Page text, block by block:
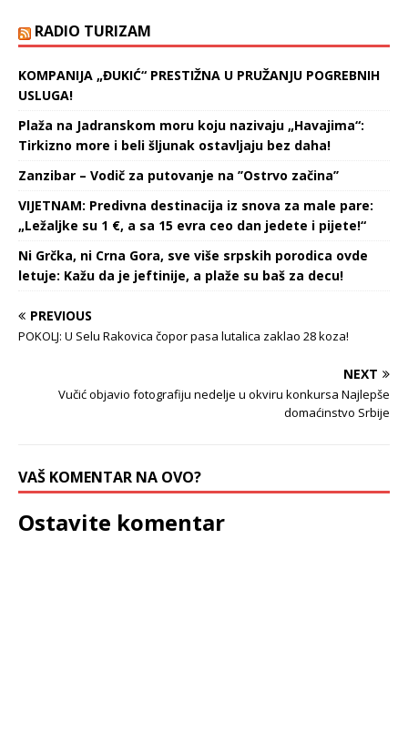
tokom 2020. i 2021.
godine zaplenjeno je 2,6
pripadnik organizovane
kriminalne grupe. Akcije
su…
RADIO TURIZAM
KOMPANIJA „ĐUKIĆ“ PRESTIŽNA U PRUŽANJU POGREBNIH
USLUGA!
Plaža na Jadranskom moru koju nazivaju „Havajima“:
Tirkizno more i beli šljunak ostavljaju bez daha!
Zanzibar – Vodič za putovanje na ’’Ostrvo začina’’
VIJETNAM: Predivna destinacija iz snova za male pare:
„Ležaljke su 1 €, a sa 15 evra ceo dan jedete i pijete!“
Ni Grčka, ni Crna Gora, sve više srpskih porodica ovde
letuje: Kažu da je jeftinije, a plaže su baš za decu!
PREVIOUS
POKOLJ: U Selu Rakovica čopor pasa lutalica zaklao 28 koza!
NEXT
Vučić objavio fotografiju nedelje u okviru konkursa Najlepše
domaćinstvo Srbije
VAŠ KOMENTAR NA OVO?
Ostavite komentar